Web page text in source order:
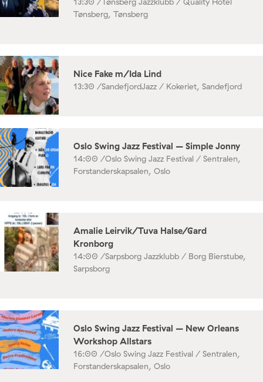
Tønsberg, Tønsberg
Nice Fake m/Ida Lind
13:30 /SandefjordJazz / Kokeriet, Sandefjord
Oslo Swing Jazz Festival – Simple Jonny
14:00 /Oslo Swing Jazz Festival / Sentralen,
Forstanderskapsalen, Oslo
Amalie Leirvik/Tuva Halse/Gard
Kronborg
14:00 /Sarpsborg Jazzklubb / Borg Bierstube,
Sarpsborg
Oslo Swing Jazz Festival – New Orleans
Workshop Allstars
16:00 /Oslo Swing Jazz Festival / Sentralen,
Forstanderskapsalen, Oslo